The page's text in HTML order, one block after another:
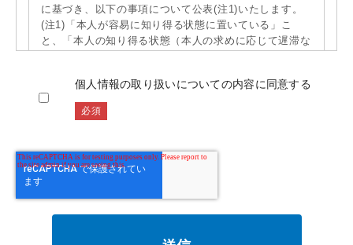
に基づき、以下の事項について公表(注1)いたします。
(注1)「本人が容易に知り得る状態に置いている」こ
と、「本人の知り得る状態（本人の求めに応じて遅滞な
なお、本取扱いにおいては、「行政手続きにおける特定
の個人を識別するための番号の利用等に関する法律」に
基づく「個人番号」及び「特定個人情報」は対象として
公表事項
1.個人情報の利用目的の公表に関する事項
2.個人情報の第三者提供に関する事項
個人情報の取り扱いについての内容に同意する